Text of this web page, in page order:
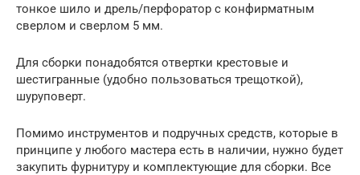
тонкое шило и дрель/перфоратор с конфирматным
сверлом и сверлом 5 мм.
Для сборки понадобятся отвертки крестовые и
шестигранные (удобно пользоваться трещоткой),
шуруповерт.
Помимо инструментов и подручных средств, которые в
принципе у любого мастера есть в наличии, нужно будет
закупить фурнитуру и комплектующие для сборки. Все